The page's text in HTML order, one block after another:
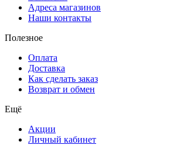
Адреса магазинов
Наши контакты
Полезное
Оплата
Доставка
Как сделать заказ
Возврат и обмен
Ещё
Акции
Личный кабинет